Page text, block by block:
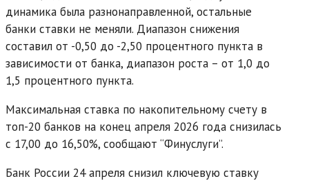
динамика была разнонаправленной, остальные
банки ставки не меняли. Диапазон снижения
составил от -0,50 до -2,50 процентного пункта в
зависимости от банка, диапазон роста – от 1,0 до
1,5 процентного пункта.
Максимальная ставка по накопительному счету в
топ-20 банков на конец апреля 2026 года снизилась
с 17,00 до 16,50%, сообщают “Финуслуги”.
Банк России 24 апреля снизил ключевую ставку